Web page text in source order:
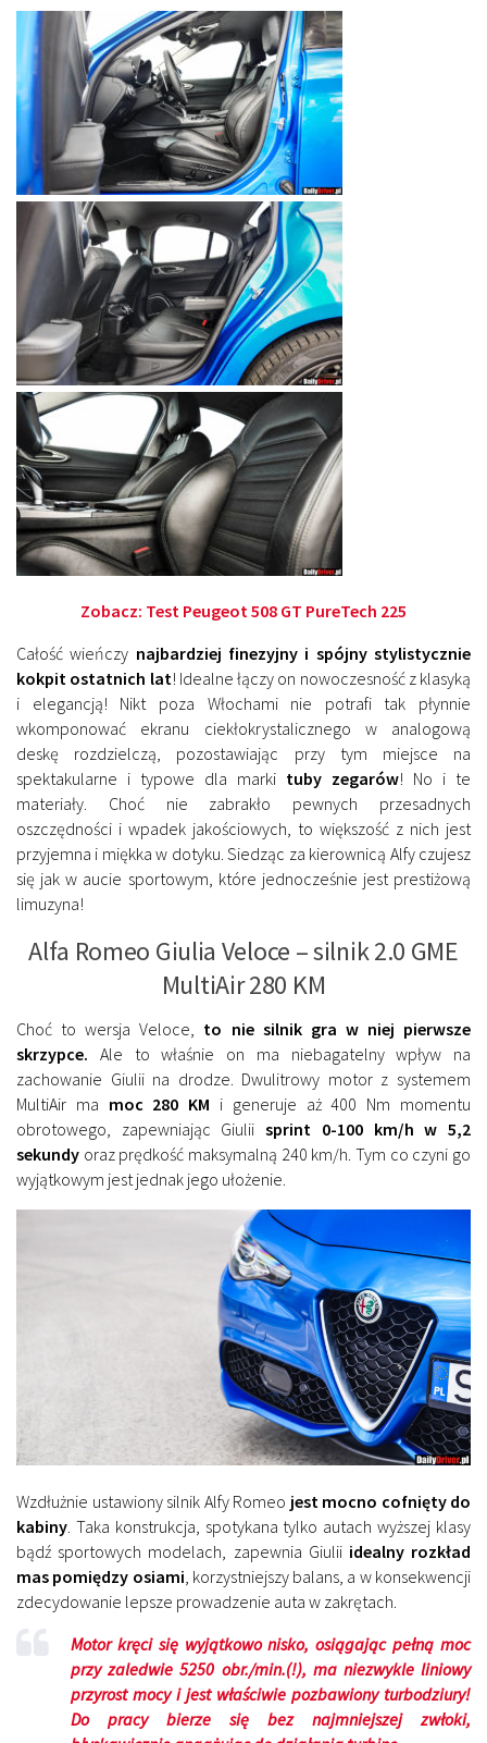
Zobacz: Test Peugeot 508 GT PureTech 225
Całość wieńczy najbardziej finezyjny i spójny stylistycznie
kokpit ostatnich lat! Idealne łączy on nowoczesność z klasyką
i elegancją! Nikt poza Włochami nie potrafi tak płynnie
wkomponować ekranu ciekłokrystalicznego w analogową
deskę rozdzielczą, pozostawiając przy tym miejsce na
spektakularne i typowe dla marki tuby zegarów! No i te
materiały. Choć nie zabrakło pewnych przesadnych
oszczędności i wpadek jakościowych, to większość z nich jest
przyjemna i miękka w dotyku. Siedząc za kierownicą Alfy czujesz
się jak w aucie sportowym, które jednocześnie jest prestiżową
limuzyna!
Alfa Romeo Giulia Veloce – silnik 2.0 GME
MultiAir 280 KM
Choć to wersja Veloce, to nie silnik gra w niej pierwsze
skrzypce. Ale to właśnie on ma niebagatelny wpływ na
zachowanie Giulii na drodze. Dwulitrowy motor z systemem
MultiAir ma moc 280 KM i generuje aż 400 Nm momentu
obrotowego, zapewniając Giuliisprint 0-100 km/h w 5,2
sekundy oraz prędkość maksymalną 240 km/h. Tym co czyni go
wyjątkowym jest jednak jego ułożenie.
Wzdłużnie ustawiony silnik Alfy Romeo jest mocno cofnięty do
kabiny . Taka konstrukcja, spotykana tylko autach wyższej klasy
bądź sportowych modelach, zapewnia Giulii idealny rozkład
mas pomiędzy osiami , korzystniejszy balans, a w konsekwencji
zdecydowanie lepsze prowadzenie auta w zakrętach.
Motor kręci się wyjątkowo nisko, osiągając pełną moc
przy zaledwie 5250 obr./min.(!), ma niezwykle liniowy
przyrost mocy i jest właściwie pozbawiony turbodziury!
Do pracy bierze się bez najmniejszej zwłoki,